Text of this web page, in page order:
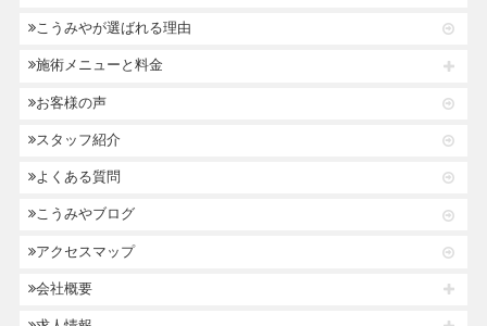
こうみやが選ばれる理由
施術メニューと料金
お客様の声
スタッフ紹介
よくある質問
こうみやブログ
アクセスマップ
会社概要